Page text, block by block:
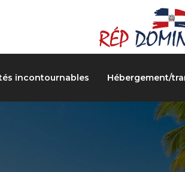
incontournables Hébergement/